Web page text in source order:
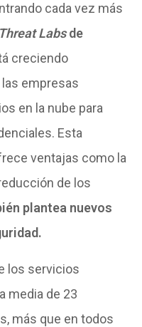
cada vez más
Threat Labsde
creciendo
empresas
en la nube para
Esta
ventajas como la
de los
plantea nuevos
los servicios
media de 23
más que en todos